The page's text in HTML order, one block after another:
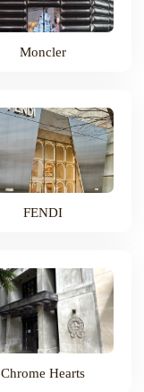
Moncler
FENDI
Chrome Hearts